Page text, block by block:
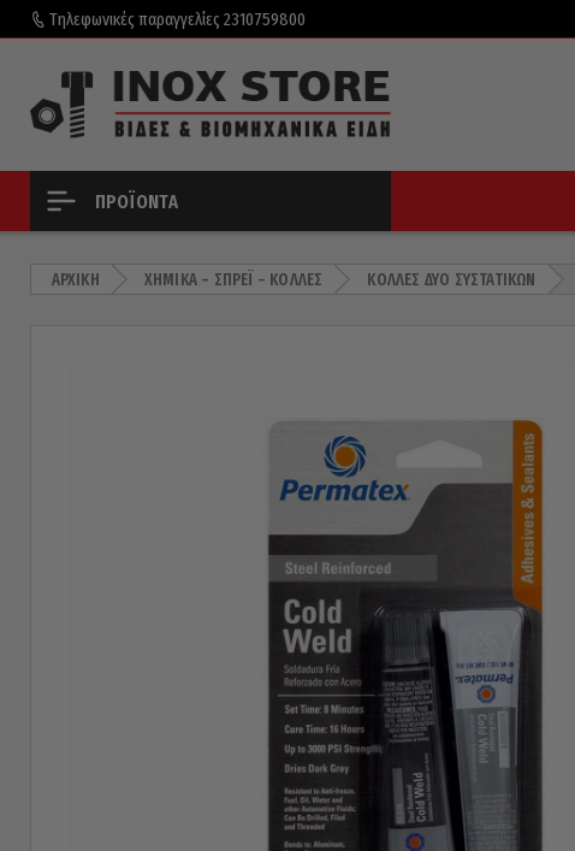
Τηλεφωνικές παραγγελίες 2310759800
ΠΡΟΪΌΝΤΑ
ΑΡΧΙΚΉ ΧΗΜΙΚΆ – ΣΠΡΈΙ – ΚΌΛΛΕΣ ΚΌΛΛΕΣ ΔΎΟ ΣΥΣΤΑΤΙΚΏΝ